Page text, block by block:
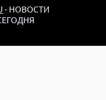
- НОВОСТИ